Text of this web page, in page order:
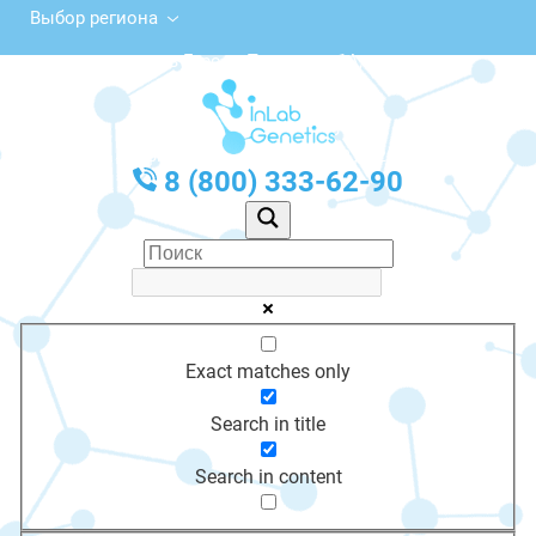
Выбор региона
площадь Героев Перекопа, 1А,
Красноперекопск
с 10:00 до 20:00
График работы: Пн-Пт с 10:00 до 20:00
8 (800) 333-62-90
Exact matches only
Search in title
Search in content